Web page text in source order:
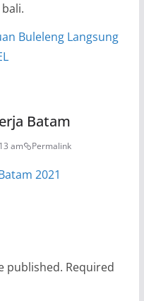
Buleleng Langsung
Batam
am Permalink
2021
published. Required